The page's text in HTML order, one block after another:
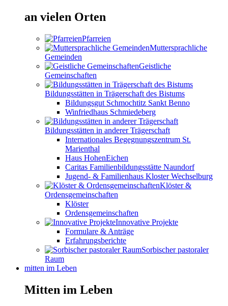
an vielen Orten
Pfarreien
Muttersprachliche
Gemeinden
Geistliche
Gemeinschaften
Bildungsstätten in Trägerschaft des Bistums
Bildungsgut Schmochtitz Sankt Benno
Winfriedhaus Schmiedeberg
Bildungsstätten in anderer Trägerschaft
Internationales Begegnungszentrum St.
Marienthal
Haus HohenEichen
Caritas Familienbildungsstätte Naundorf
Jugend- & Familienhaus Kloster Wechselburg
Klöster &
Ordensgemeinschaften
Klöster
Ordensgemeinschaften
Innovative Projekte
Formulare & Anträge
Erfahrungsberichte
Sorbischer pastoraler
Raum
mitten im Leben
Mitten im Leben